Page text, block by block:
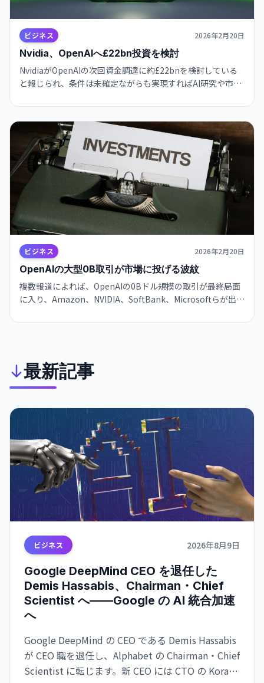
ビジネス 2026年2月20日
Nvidia、OpenAIへ£22bn投資を検討
NvidiaがOpenAIの次回資金調達に約£22bnを検討している
と報じられ、条件は未確定ながらも実現すればAI研究や市場
投資家や関係者の動向に注目が集まります。
ビジネス 2026年2月20日
OpenAIの大型0B取引が市場に投げる波紋
複数報道によれば、OpenAIの0Bドル規模の取引が最終局面
に入り、Amazon、NVIDIA、SoftBank、Microsoftらが出資
AI市場の資金流入や企業提携に大きな影響を与える可能性が
最新記事
ビジネス 2026年8月9日
Google DeepMind CEO を退任した
Demis Hassabis、Chairman・Chief
Scientist へ——Google の AI 統合加速
へ
Google DeepMind の CEO である Demis Hassabis
が CEO 職を退任し、Alphabet の Chairman・Chief
Scientist に転じます。新 CEO には CTO の Koray